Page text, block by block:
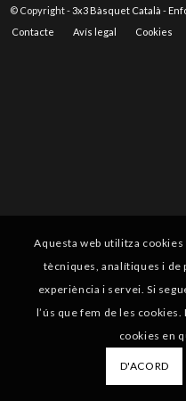
© Copyright -3x3 Bàsquet Català -
Contacte
Avís legal Cookies
Aquesta web utilitza
tècniques, analítiques i
experiència i servei. Si
l’ús que fem de les
cookies en
D'ACORD